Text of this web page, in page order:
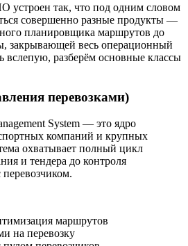
устроен так, что под одним словом
совершенно разные продукты —
планировщика маршрутов до
закрывающей весь операционный
вслепую, разберём основные классы
перевозками)
System — это ядро
компаний и крупных
охватывает полный цикл
и тендера до контроля
маршрутов
на перевозку